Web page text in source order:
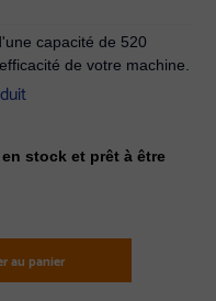
capacité de 520
de votre machine.
stock et prêt à être
au panier